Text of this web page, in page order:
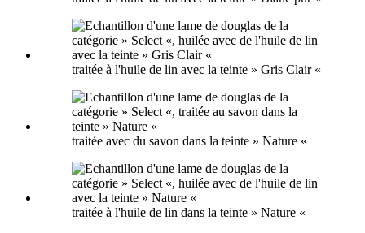
traitée à l'huile de lin avec la teinte » Gris Clair «
traitée avec du savon dans la teinte » Nature «
traitée à l'huile de lin dans la teinte » Nature «